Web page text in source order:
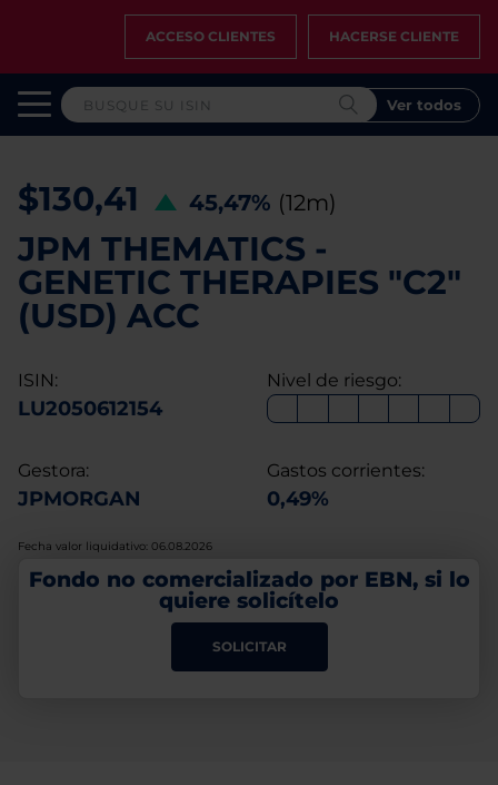
ACCESO CLIENTES HACERSE CLIENTE
Ver todos
$130,41 45,47% (12m)
JPM THEMATICS -
GENETIC THERAPIES "C2"
(USD) ACC
ISIN:
LU2050612154
Nivel de riesgo:
Gestora:
JPMORGAN
Gastos corrientes:
0,49%
Fecha valor liquidativo: 06.08.2026
Fondo no comercializado por EBN, si lo
quiere solicítelo
SOLICITAR